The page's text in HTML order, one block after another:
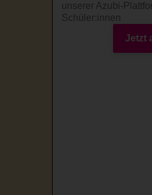
unserer Azubi-
Schüler:innen
Jetzt